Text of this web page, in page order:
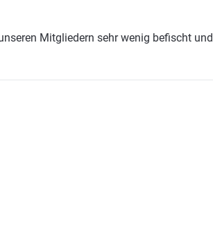
Mitgliedern sehr wenig befischt und